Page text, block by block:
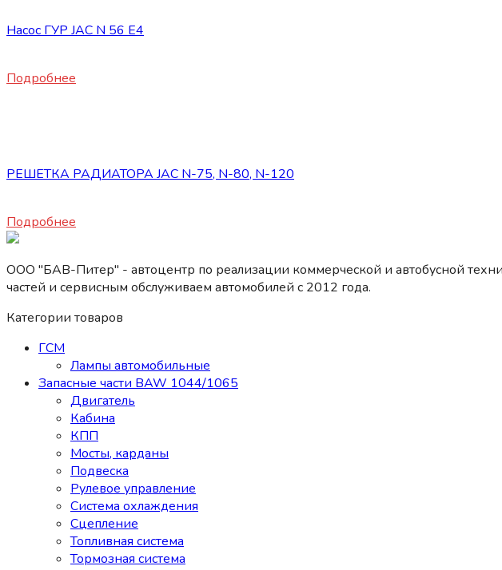
Насос ГУР JAC N 56 E4
Подробнее
РЕШЕТКА РАДИАТОРА JAC N-75, N-80, N-120
Подробнее
ООО "БАВ-Питер" - автоцентр по реализации коммерческой и автобусной
частей и сервисным обслуживаем автомобилей c 2012 года.
Категории товаров
ГСМ
Лампы автомобильные
Запасные части BAW 1044/1065
Двигатель
Кабина
КПП
Мосты, карданы
Подвеска
Рулевое управление
Система охлаждения
Сцепление
Топливная система
Тормозная система